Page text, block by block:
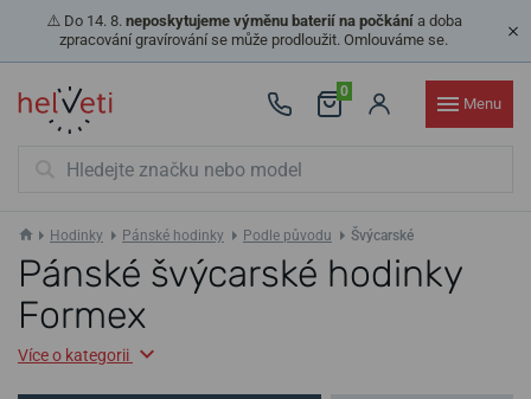
⚠️ Do 14. 8. neposkytujeme výměnu baterií na počkánía doba
zpracování gravírování se může prodloužit. Omlouváme se.
0
Menu
Hodinky Pánské hodinky Podle původu Švýcarské
Pánské švýcarské hodinky
Formex
Více o kategorii